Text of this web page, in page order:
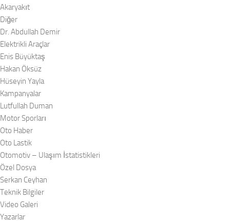
Akaryakıt
Diğer
Dr. Abdullah Demir
Elektrikli Araçlar
Enis Büyüktaş
Hakan Öksüz
Hüseyin Yayla
Kampanyalar
Lutfullah Duman
Motor Sporları
Oto Haber
Oto Lastik
Otomotiv – Ulaşım İstatistikleri
Özel Dosya
Serkan Ceyhan
Teknik Bilgiler
Video Galeri
Yazarlar